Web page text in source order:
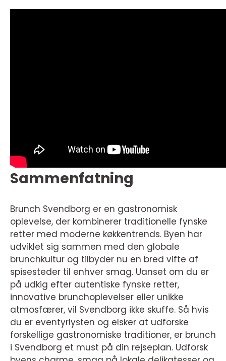
Sammenfatning
Brunch Svendborg er en gastronomisk
oplevelse, der kombinerer traditionelle fynske
retter med moderne køkkentrends. Byen har
udviklet sig sammen med den globale
brunchkultur og tilbyder nu en bred vifte af
spisesteder til enhver smag. Uanset om du er
på udkig efter autentiske fynske retter,
innovative brunchoplevelser eller unikke
atmosfærer, vil Svendborg ikke skuffe. Så hvis
du er eventyrlysten og elsker at udforske
forskellige gastronomiske traditioner, er brunch
i Svendborg et must på din rejseplan. Udforsk